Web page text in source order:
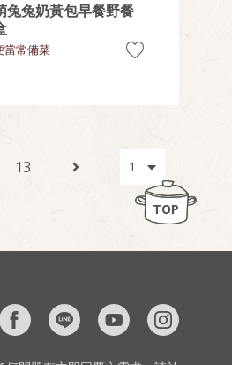
兔兔奶黃包早餐野餐
當常備菜
13
TOP